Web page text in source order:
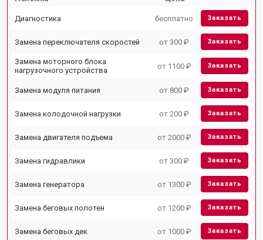
Диагностика бесплатно Заказать
Замена переключателя скоростей от 300 ₽ Заказать
Замена моторного блока
нагрузочного устройства
от 1100 ₽ Заказать
Замена модуля питания от 800 ₽ Заказать
Замена колодочной нагрузки от 200 ₽ Заказать
Замена двигателя подъема от 2000 ₽ Заказать
Замена гидравлики от 300 ₽ Заказать
Замена генератора от 1300 ₽ Заказать
Замена беговых полотен от 1200 ₽ Заказать
Замена беговых дек от 1000 ₽ Заказать